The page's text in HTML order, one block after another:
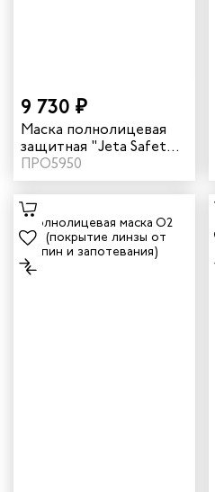
9 730 ₽
Маска полнолицевая
защитная "Jeta Safety
5950" (силикон)
ПРО5950